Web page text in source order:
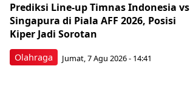
Olahraga
Prediksi Line-up Timnas Indonesia vs
Singapura di Piala AFF 2026, Posisi
Kiper Jadi Sorotan
Jumat, 7 Agu 2026 - 14:41